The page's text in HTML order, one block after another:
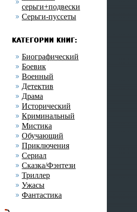
серьги+подвески
Серьги-пуссеты
Биографический
Боевик
Военный
Детектив
Драма
Исторический
Криминальный
Мистика
Обучающий
Приключения
Сериал
Сказка/Фэнтези
Триллер
Ужасы
Фантастика